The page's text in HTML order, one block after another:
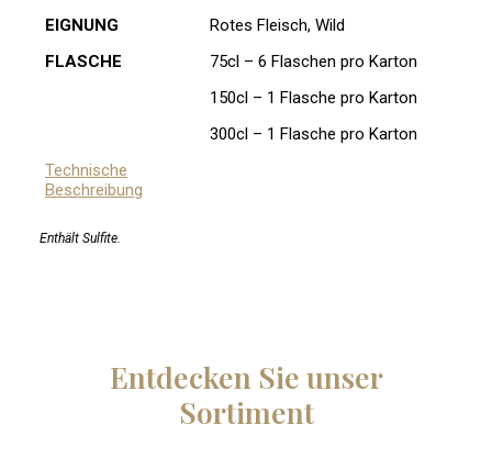
EIGNUNG
Rotes Fleisch, Wild
FLASCHE
75cl – 6 Flaschen pro Karton
150cl – 1 Flasche pro Karton
300cl – 1 Flasche pro Karton
Technische
Beschreibung
Enthält Sulfite.
Entdecken Sie unser
Sortiment